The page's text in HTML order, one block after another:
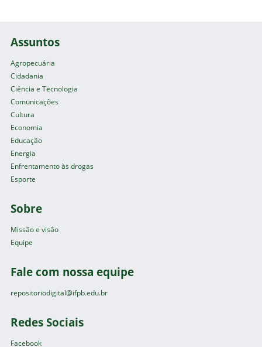
Assuntos
Agropecuária
Cidadania
Ciência e Tecnologia
Comunicações
Cultura
Economia
Educação
Energia
Enfrentamento às drogas
Esporte
Sobre
Missão e visão
Equipe
Fale com nossa equipe
repositoriodigital@ifpb.edu.br
Redes Sociais
Facebook